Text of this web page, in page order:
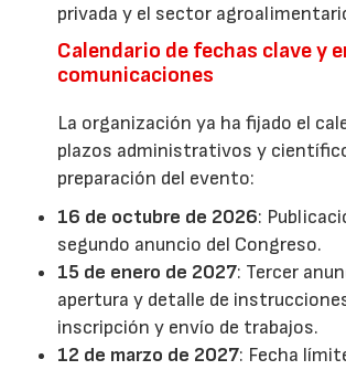
privada y el sector
Calendario de fechas clave y
comunicaciones
La organización ya ha fijado el
plazos administrativos y
preparación del evento:
16 de octubre de 2026:
segundo anuncio del Congreso.
15 de enero de 2027: Tercer
apertura y detalle de
inscripción y envío de trabajos.
12 de marzo de 2027: Fecha